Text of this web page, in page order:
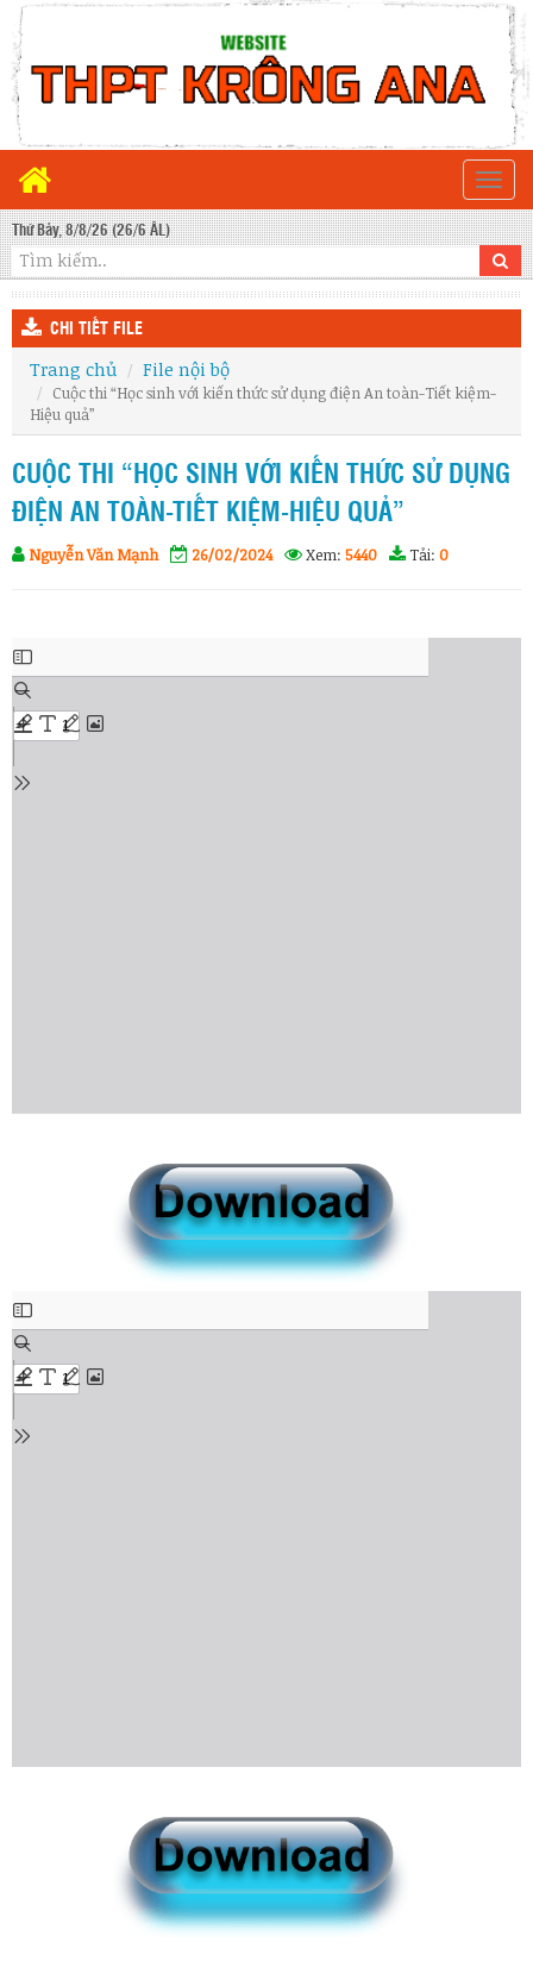
Thứ Bảy, 8/8/26 (26/6 ÂL)
CHI TIẾT FILE
Trang chủ File nội bộ
Cuộc thi “Học sinh với kiến thức sử dụng điện An toàn-Tiết kiệm-
Hiệu quả”
CUỘC THI “HỌC SINH VỚI KIẾN THỨC SỬ DỤNG
ĐIỆN AN TOÀN-TIẾT KIỆM-HIỆU QUẢ”
Nguyễn Văn Mạnh 26/02/2024 Xem: 5440 Tải: 0